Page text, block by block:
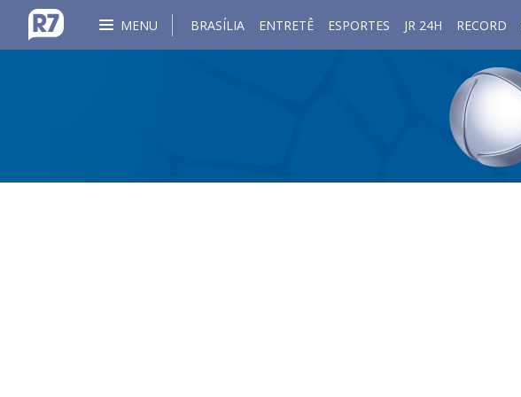
MENU BRASÍLIA ENTRETÊ ESPORTES JR 24H RECORD